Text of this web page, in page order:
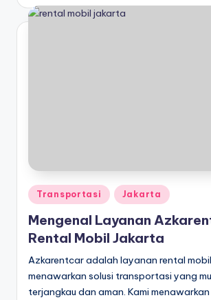
Posted
in
Transportasi Jakarta
Mengenal Layanan
Rental Mobil Jakarta
Azkarentcar adalah layanan rental
menawarkan solusi transportasi yang
terjangkau dan aman. Kami